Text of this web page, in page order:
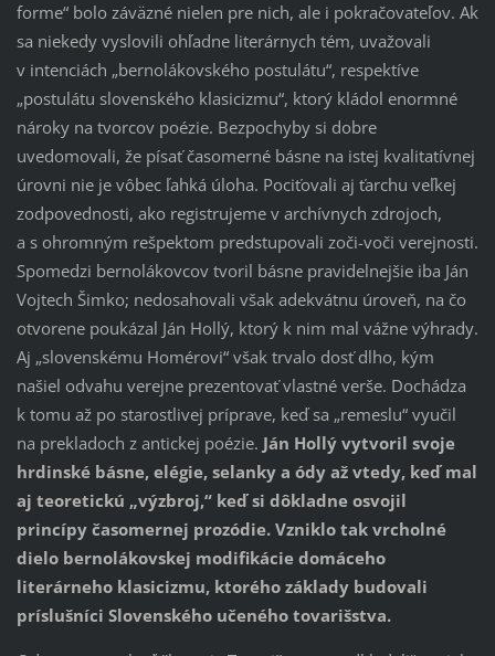
forme“ bolo záväzné nielen pre nich, ale i pokračovateľov. Ak
sa niekedy vyslovili ohľadne literárnych tém, uvažovali
v intenciách „bernolákovského postulátu“, respektíve
„postulátu slovenského klasicizmu“, ktorý kládol enormné
nároky na tvorcov poézie. Bezpochyby si dobre
uvedomovali, že písať časomerné básne na istej kvalitatívnej
úrovni nie je vôbec ľahká úloha. Pociťovali aj ťarchu veľkej
zodpovednosti, ako registrujeme v archívnych zdrojoch,
a s ohromným rešpektom predstupovali zoči-voči verejnosti.
Spomedzi bernolákovcov tvoril básne pravidelnejšie iba Ján
Vojtech Šimko; nedosahovali však adekvátnu úroveň, na čo
otvorene poukázal Ján Hollý, ktorý k nim mal vážne výhrady.
Aj „slovenskému Homérovi“ však trvalo dosť dlho, kým
našiel odvahu verejne prezentovať vlastné verše. Dochádza
k tomu až po starostlivej príprave, keď sa „remeslu“ vyučil
na prekladoch z antickej poézie. Ján Hollý vytvoril svoje
hrdinské básne, elégie, selanky a ódy až vtedy, keď mal
aj teoretickú „výzbroj,“ keď si dôkladne osvojil
princípy časomernej prozódie. Vzniklo tak vrcholné
dielo bernolákovskej modifikácie domáceho
literárneho klasicizmu, ktorého základy budovali
príslušníci Slovenského učeného tovarišstva.